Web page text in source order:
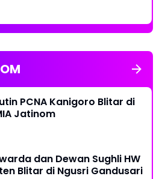
PCNA Kanigoro Blitar di
Jatinom
dan Dewan Sughli HW
Blitar di Ngusri Gandusari